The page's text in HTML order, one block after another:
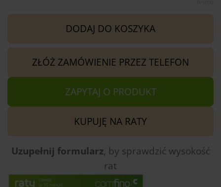
DODAJ DO KOSZYKA
ZŁÓŻ ZAMÓWIENIE PRZEZ TELEFON
ZAPYTAJ O PRODUKT
KUPUJĘ NA RATY
Uzupełnij formularz, by sprawdzić wysokość
rat